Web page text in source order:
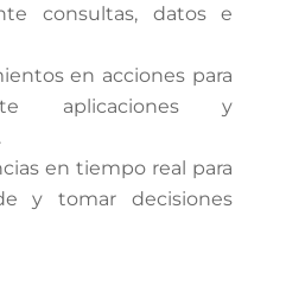
consultas, datos e
en acciones para
aplicaciones y
en tiempo real para
y tomar decisiones